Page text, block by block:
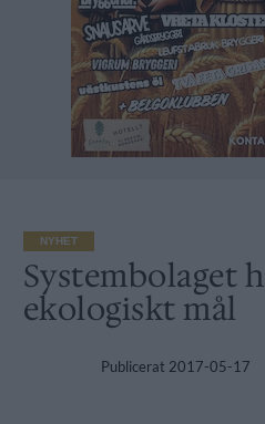
NYHET
Systembolaget
ekologiskt mål
Publicerat 2017-05-17